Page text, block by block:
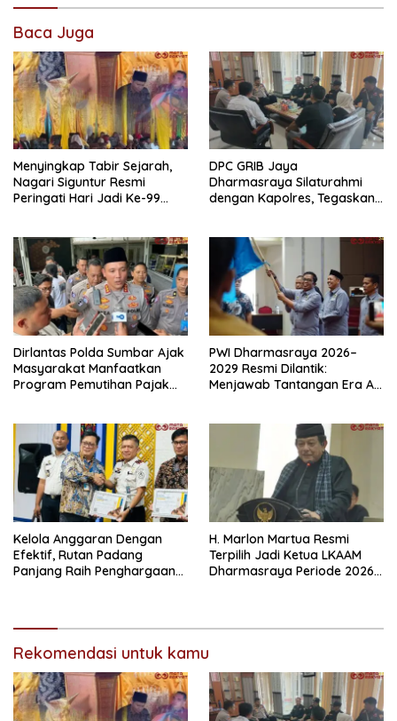
Baca Juga
Menyingkap Tabir Sejarah,
Nagari Siguntur Resmi
Peringati Hari Jadi Ke-99
DPC GRIB Jaya
Dharmasraya Silaturahmi
dengan Kapolres, Tegaskan
Dirlantas Polda Sumbar Ajak
Masyarakat Manfaatkan
Program Pemutihan Pajak
PWI Dharmasraya 2026–
2029 Resmi Dilantik:
Menjawab Tantangan Era AI
Kelola Anggaran Dengan
Efektif, Rutan Padang
Panjang Raih Penghargaan
H. Marlon Martua Resmi
Terpilih Jadi Ketua LKAAM
Dharmasraya Periode 2026–
Rekomendasi untuk kamu